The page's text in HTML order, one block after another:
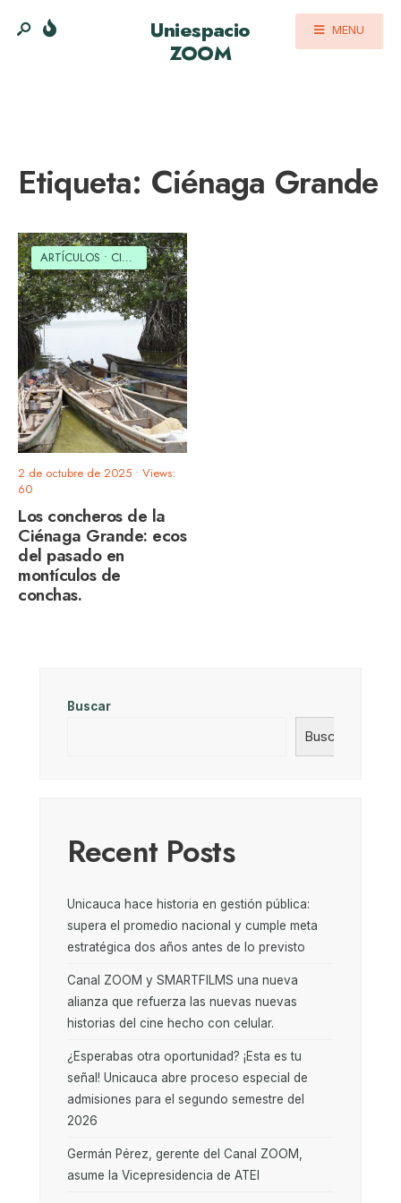
Uniespacio
ZOOM
MENU
Etiqueta: Ciénaga Grande
ARTÍCULOS • CIENCIA •CULTURAL
2 de octubre de 2025 • Views:
60
Los concheros de la
Ciénaga Grande: ecos
del pasado en
montículos de
conchas.
Buscar
Buscar
Recent Posts
Unicauca hace historia en gestión pública:
supera el promedio nacional y cumple meta
estratégica dos años antes de lo previsto
Canal ZOOM y SMARTFILMS una nueva
alianza que refuerza las nuevas nuevas
historias del cine hecho con celular.
¿Esperabas otra oportunidad? ¡Esta es tu
señal! Unicauca abre proceso especial de
admisiones para el segundo semestre del
2026
Germán Pérez, gerente del Canal ZOOM,
asume la Vicepresidencia de ATEI